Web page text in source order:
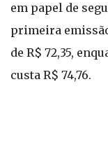
em papel de
primeira
de R$ 72,35,
custa R$ 74,76.